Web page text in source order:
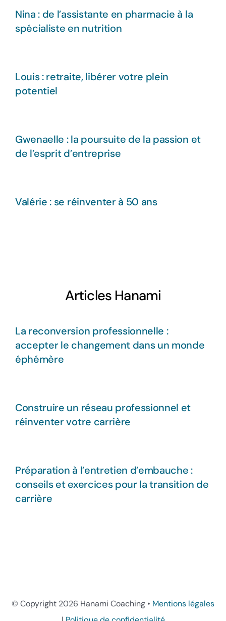
Nina : de l’assistante en pharmacie à la
spécialiste en nutrition
Louis : retraite, libérer votre plein
potentiel
Gwenaelle : la poursuite de la passion et
de l’esprit d’entreprise
Valérie : se réinventer à 50 ans
Articles Hanami
La reconversion professionnelle :
accepter le changement dans un monde
éphémère
Construire un réseau professionnel et
réinventer votre carrière
Préparation à l’entretien d’embauche :
conseils et exercices pour la transition de
carrière
© Copyright 2026 Hanami Coaching • Mentions légales